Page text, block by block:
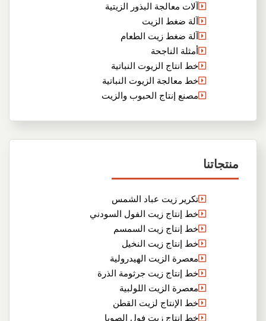
آلات معالجة البذور الزيتية
آلة ضغط الزيت
آلة ضغط زيت الطعام
أمثلة الناجحة
خط انتاج الزيوت النباتية
خط معالجة الزيوت النباتية
مصنع إنتاج الحبوب والزيت
منتجاتنا
تكرير زيت عباد الشمس
خط إنتاج زيت الفول السودني
خط إنتاج زيت السمسم
خط إنتاج زيت النخيل
معصرة الزيت الهيدرولية
خط إنتاج زيت جرثومة الذرة
معصرة الزيت اللولبية
خط الإنتاج لزيت القطن
خط إنتاج زيت فول الصويا